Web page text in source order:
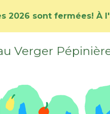
2026 sont fermées! À
Verger